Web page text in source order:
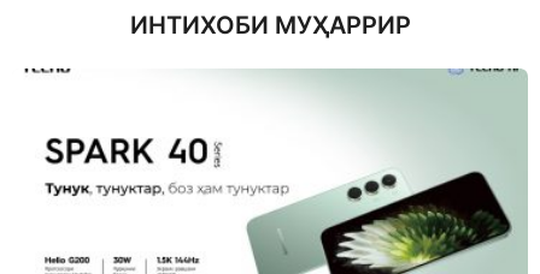
ИНТИХОБИ МУҲАРРИР